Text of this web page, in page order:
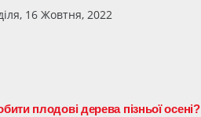
16 Жовтня, 2022
плодові дерева пізньої осені?